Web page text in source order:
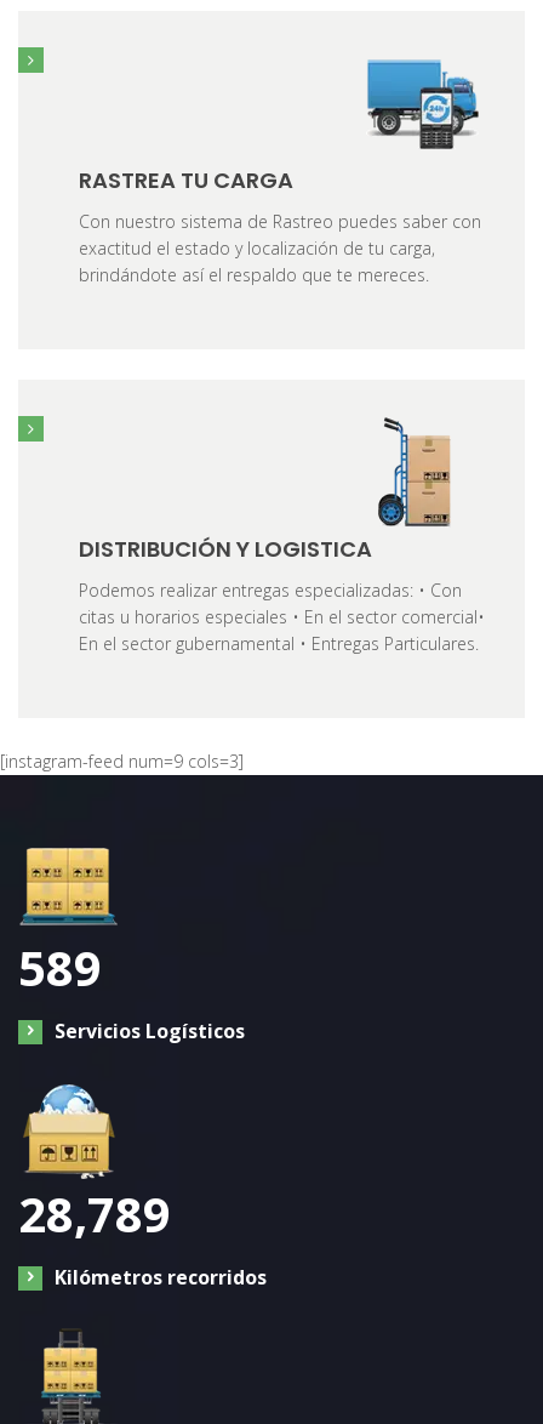
RASTREA TU CARGA
Con nuestro sistema de Rastreo puedes saber con
exactitud el estado y localización de tu carga,
brindándote así el respaldo que te mereces.
DISTRIBUCIÓN Y LOGISTICA
Podemos realizar entregas especializadas: • Con
citas u horarios especiales • En el sector comercial•
En el sector gubernamental • Entregas Particulares.
[instagram-feed num=9 cols=3]
589
Servicios Logísticos
28,789
Kilómetros recorridos